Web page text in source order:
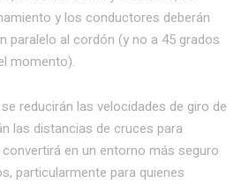
y los conductores deberán
paralelo al cordón (y no a 45 grados
momento).
reducirán las velocidades de giro de
las distancias de cruces para
en un entorno más seguro
particularmente para quienes